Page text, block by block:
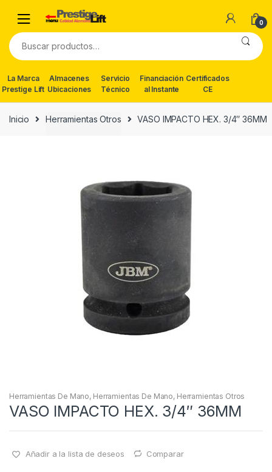
navigation
content
0
Buscar
por:
La Marca
Prestige Lift
Almacenes
Ubicaciones
Servicio
Técnico
Financiación
al Instante
Certificados
CE
Inicio Herramientas Otros VASO IMPACTO HEX. 3/4″ 36MM
Herramientas De Mano, Herramientas De Mano, Herramientas Otros
VASO IMPACTO HEX. 3/4″ 36MM
Añadir a la lista de deseos Comparar